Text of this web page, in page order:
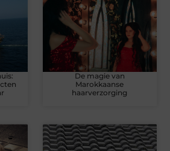
De magie van
Marokkaanse
haarverzorging